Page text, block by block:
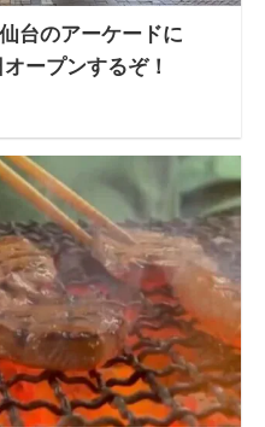
台のアーケードに
ープンするぞ！